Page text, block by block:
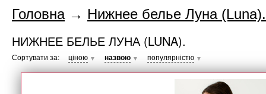
Головна→ Нижнее белье Луна (Luna).
НИЖНЕЕ БЕЛЬЕ ЛУНА (LUNA).
Сортувати за: ціною ▼ назвою ▼ популярністю ▼